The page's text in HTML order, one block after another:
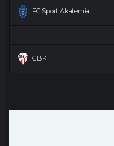
FC Sport Akatemia Naiset
GBK